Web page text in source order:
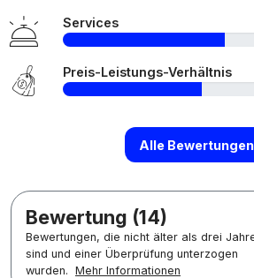
Services
Preis-Leistungs-Verhältnis
Alle
Bewertung (14)
Bewertungen, die nicht älter als drei
sind und einer Überprüfung unterzogen
wurden. Mehr Informationen